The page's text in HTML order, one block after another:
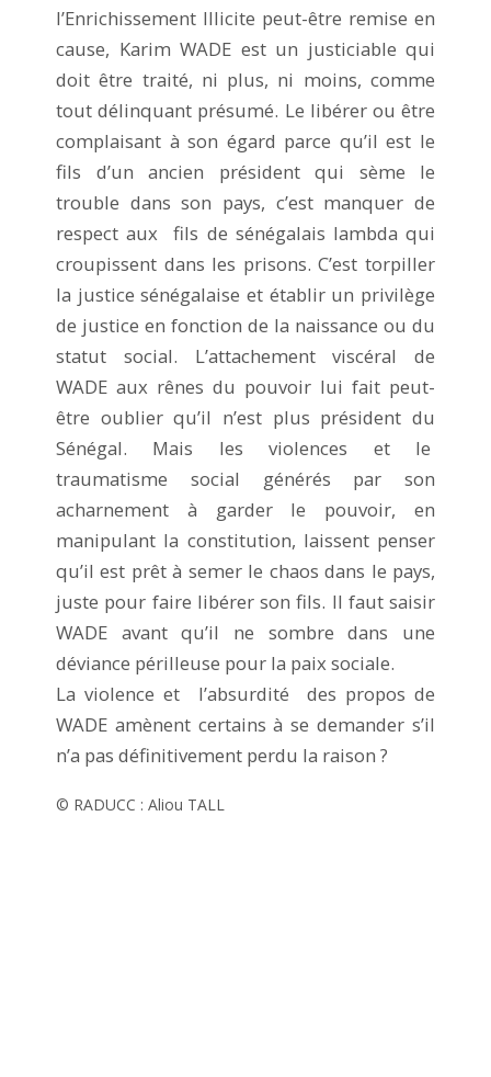
l’Enrichissement Illicite peut-être remise en
cause, Karim WADE est un justiciable qui
doit être traité, ni plus, ni moins, comme
tout délinquant présumé. Le libérer ou être
complaisant à son égard parce qu’il est le
fils d’un ancien président qui sème le
trouble dans son pays, c’est manquer de
respect aux fils de sénégalais lambda qui
croupissent dans les prisons. C’est torpiller
la justice sénégalaise et établir un privilège
de justice en fonction de la naissance ou du
statut social. L’attachement viscéral de
WADE aux rênes du pouvoir lui fait peut-
être oublier qu’il n’est plus président du
Sénégal. Mais les violences et le
traumatisme social générés par son
acharnement à garder le pouvoir, en
manipulant la constitution, laissent penser
qu’il est prêt à semer le chaos dans le pays,
juste pour faire libérer son fils. Il faut saisir
WADE avant qu’il ne sombre dans une
déviance périlleuse pour la paix sociale.
La violence et l’absurdité des propos de
WADE amènent certains à se demander s’il
n’a pas définitivement perdu la raison ?
© RADUCC : Aliou TALL